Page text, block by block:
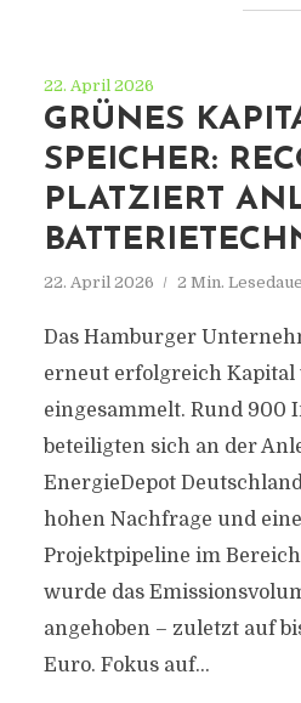
22. April 2026
GRÜNES
SPEICHER:
PLATZIERT
22. April 2026 2 Min.
Das Hamburger
erneut erfolgreich Kapital
eingesammelt. Rund 900
beteiligten sich an der
EnergieDepot
hohen Nachfrage und
Projektpipeline im
wurde das
angehoben – zuletzt auf
Euro. Fokus auf...